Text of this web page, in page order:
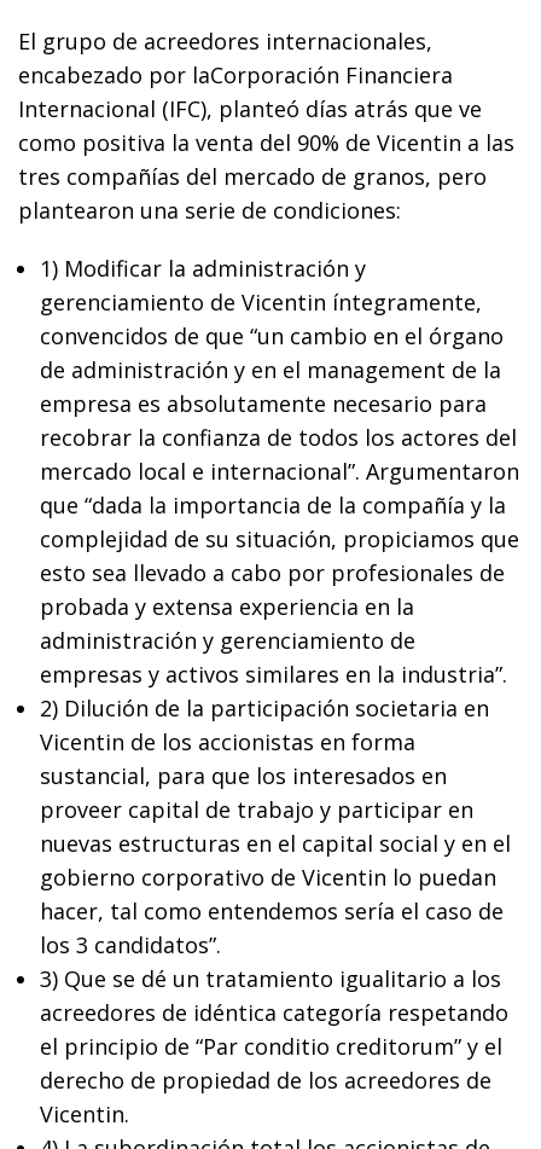
El grupo de acreedores internacionales,
encabezado por laCorporación Financiera
Internacional (IFC), planteó días atrás que ve
como positiva la venta del 90% de Vicentin a las
tres compañías del mercado de granos, pero
plantearon una serie de condiciones:
1) Modificar la administración y
gerenciamiento de Vicentin íntegramente,
convencidos de que “un cambio en el órgano
de administración y en el management de la
empresa es absolutamente necesario para
recobrar la confianza de todos los actores del
mercado local e internacional”. Argumentaron
que “dada la importancia de la compañía y la
complejidad de su situación, propiciamos que
esto sea llevado a cabo por profesionales de
probada y extensa experiencia en la
administración y gerenciamiento de
empresas y activos similares en la industria”.
2) Dilución de la participación societaria en
Vicentin de los accionistas en forma
sustancial, para que los interesados en
proveer capital de trabajo y participar en
nuevas estructuras en el capital social y en el
gobierno corporativo de Vicentin lo puedan
hacer, tal como entendemos sería el caso de
los 3 candidatos”.
3) Que se dé un tratamiento igualitario a los
acreedores de idéntica categoría respetando
el principio de “Par conditio creditorum” y el
derecho de propiedad de los acreedores de
Vicentin.